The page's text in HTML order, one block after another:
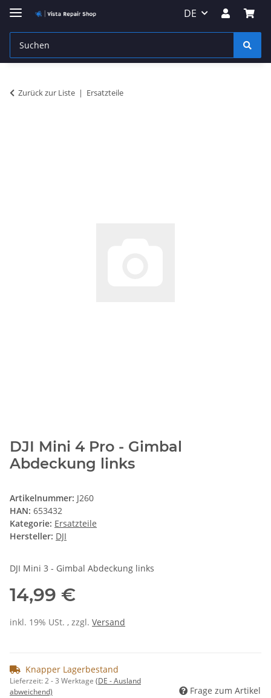
DE
Zurück zur Liste Ersatzteile
DJI Mini 4 Pro - Gimbal
Abdeckung links
Artikelnummer: J260
HAN: 653432
Kategorie: Ersatzteile
Hersteller: DJI
DJI Mini 3 - Gimbal Abdeckung links
14,99 €
inkl. 19% USt. , zzgl. Versand
Knapper Lagerbestand
Lieferzeit:2 - 3 Werktage (DE - Ausland
abweichend)
Frage zum Artikel